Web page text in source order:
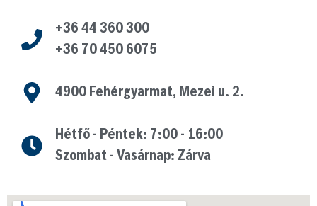
+36 44 360 300
+36 70 450 6075
4900 Fehérgyarmat, Mezei u. 2.
Hétfő - Péntek: 7:00 - 16:00
Szombat - Vasárnap: Zárva